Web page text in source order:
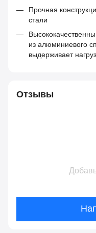
Прочная
стали
из алюминиевого
выдерживает
Отзывы